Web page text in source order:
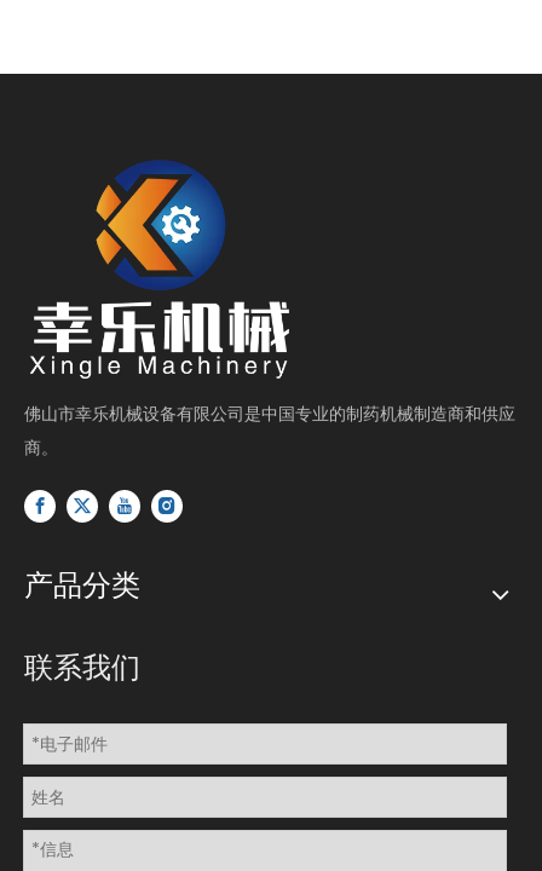
佛山市幸乐机械设备有限公司是中国专业的制药机械制造商和供应
商。
产品分类
联系我们